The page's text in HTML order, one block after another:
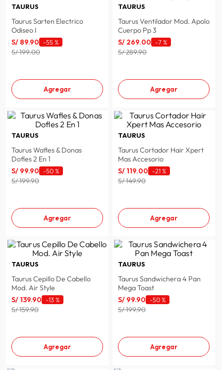
TAURUS
Taurus Sarten Electrico
Odiseo I
S/ 89.90 -55 %
S/ 199.00
Agregar
TAURUS
Taurus Ventilador Mod. Apolo
Cuerpo Pp 3
S/ 269.00 -7 %
S/ 289.90
Agregar
TAURUS
Taurus Wafles & Donas
Dofles 2 En 1
S/ 99.90 -50 %
S/ 199.90
Agregar
TAURUS
Taurus Cortador Hair Xpert
Mas Accesorio
S/ 119.00 -21 %
S/ 149.90
Agregar
TAURUS
Taurus Cepillo De Cabello
Mod. Air Style
S/ 139.90 -13 %
S/ 159.90
Agregar
TAURUS
Taurus Sandwichera 4 Pan
Mega Toast
S/ 99.90 -50 %
S/ 199.90
Agregar